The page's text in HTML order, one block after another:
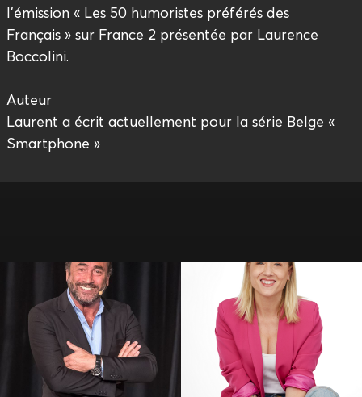
l’émission « Les 50 humoristes préférés des
Français » sur France 2 présentée par Laurence
Boccolini.
Auteur
Laurent a écrit actuellement pour la série Belge «
Smartphone »
Alil Vardar Amandine Elsen